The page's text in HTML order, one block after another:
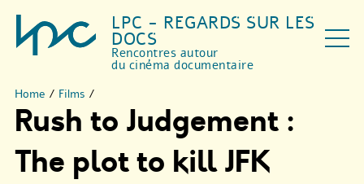
LPC - REGARDS SUR LES
DOCS
Rencontres autour
du cinéma documentaire
Home / Films /
Rush to Judgement :
The plot to kill JFK